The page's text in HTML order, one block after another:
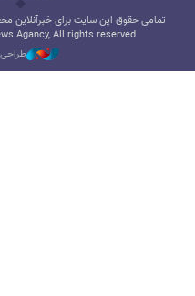
تمامی حقوق این سایت برای خبرآنلاین
Agancy, All rights reserved